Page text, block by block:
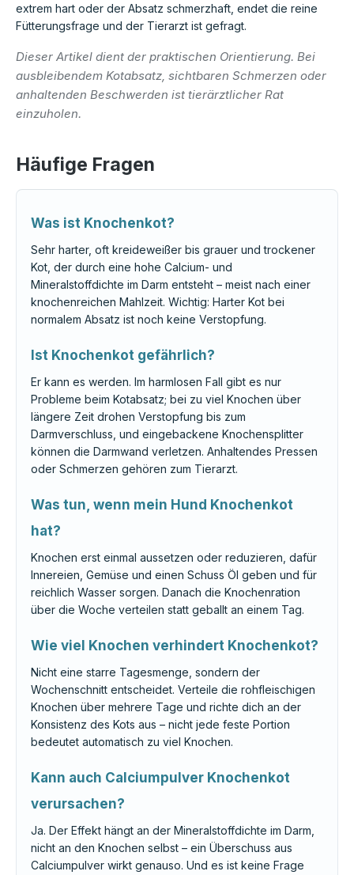
extrem hart oder der Absatz schmerzhaft, endet die reine
Fütterungsfrage und der Tierarzt ist gefragt.
Dieser Artikel dient der praktischen Orientierung. Bei
ausbleibendem Kotabsatz, sichtbaren Schmerzen oder
anhaltenden Beschwerden ist tierärztlicher Rat
einzuholen.
Häufige Fragen
Was ist Knochenkot?
Sehr harter, oft kreideweißer bis grauer und trockener
Kot, der durch eine hohe Calcium- und
Mineralstoffdichte im Darm entsteht – meist nach einer
knochenreichen Mahlzeit. Wichtig: Harter Kot bei
normalem Absatz ist noch keine Verstopfung.
Ist Knochenkot gefährlich?
Er kann es werden. Im harmlosen Fall gibt es nur
Probleme beim Kotabsatz; bei zu viel Knochen über
längere Zeit drohen Verstopfung bis zum
Darmverschluss, und eingebackene Knochensplitter
können die Darmwand verletzen. Anhaltendes Pressen
oder Schmerzen gehören zum Tierarzt.
Was tun, wenn mein Hund Knochenkot
hat?
Knochen erst einmal aussetzen oder reduzieren, dafür
Innereien, Gemüse und einen Schuss Öl geben und für
reichlich Wasser sorgen. Danach die Knochenration
über die Woche verteilen statt geballt an einem Tag.
Wie viel Knochen verhindert Knochenkot?
Nicht eine starre Tagesmenge, sondern der
Wochenschnitt entscheidet. Verteile die rohfleischigen
Knochen über mehrere Tage und richte dich an der
Konsistenz des Kots aus – nicht jede feste Portion
bedeutet automatisch zu viel Knochen.
Kann auch Calciumpulver Knochenkot
verursachen?
Ja. Der Effekt hängt an der Mineralstoffdichte im Darm,
nicht an den Knochen selbst – ein Überschuss aus
Calciumpulver wirkt genauso. Und es ist keine Frage